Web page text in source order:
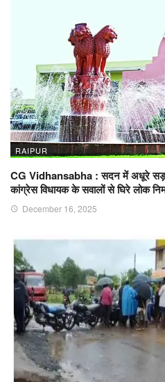
RAIPUR
CG Vidhansabha : सदन में अधूरे
कांग्रेस विधायक के सवालों से घिरे लोक
December 16, 2025